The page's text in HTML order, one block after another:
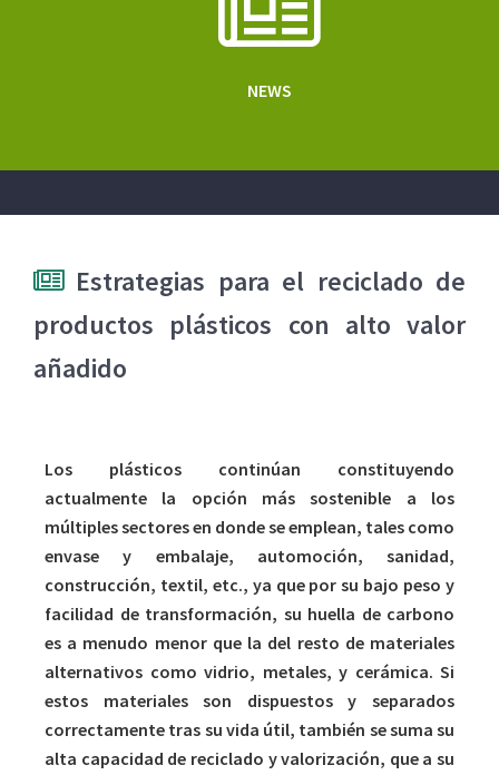
NEWS
Estrategias para el reciclado de
productos plásticos con alto valor
añadido
Los plásticos continúan constituyendo
actualmente la opción más sostenible a los
múltiples sectores en donde se emplean, tales como
envase y embalaje, automoción, sanidad,
construcción, textil, etc., ya que por su bajo peso y
facilidad de transformación, su huella de carbono
es a menudo menor que la del resto de materiales
alternativos como vidrio, metales, y cerámica. Si
estos materiales son dispuestos y separados
correctamente tras su vida útil, también se suma su
alta capacidad de reciclado y valorización, que a su